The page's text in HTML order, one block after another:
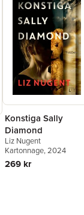
Konstiga Sally
Diamond
Liz Nugent
Kartonnage, 2024
269 kr